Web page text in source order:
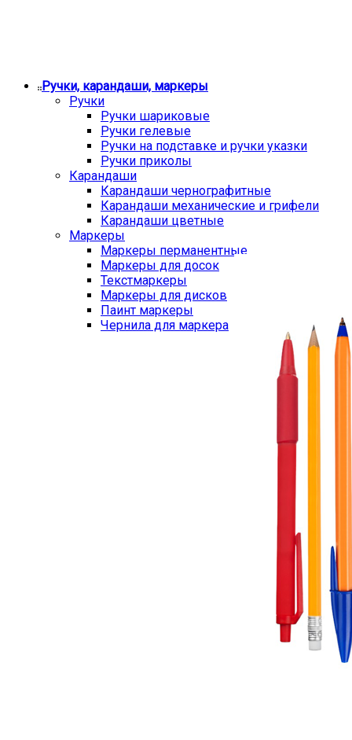
Ручки, карандаши, маркеры
Ручки
Ручки шариковые
Ручки гелевые
Ручки на подставке и ручки указки
Ручки приколы
Карандаши
Карандаши чернографитные
Карандаши механические и грифели
Карандаши цветные
Маркеры
Маркеры перманентные
Маркеры для досок
Текстмаркеры
Маркеры для дисков
Паинт маркеры
Чернила для маркера